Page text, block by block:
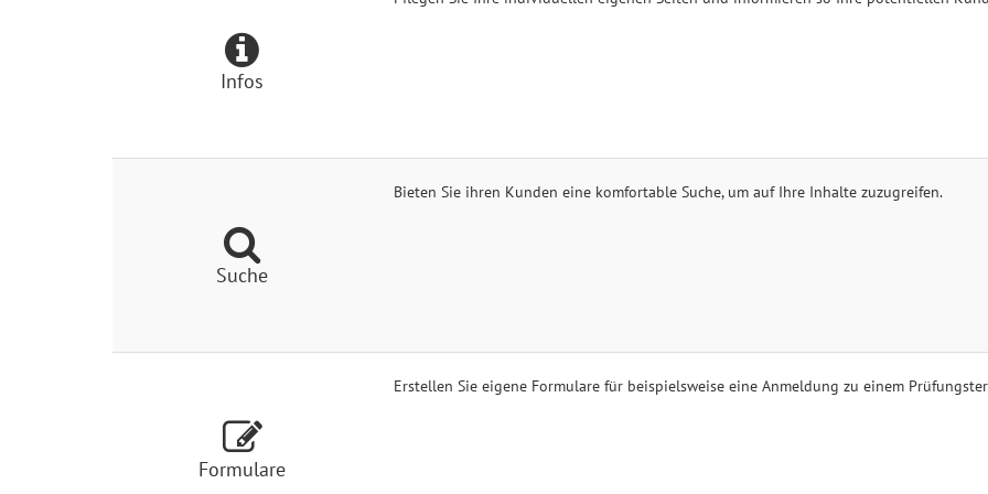
Infos
Suche
Bieten Sie ihren Kunden eine komfortable Suche, um auf Ihre Inhalte zuzugreifen.
Formulare
Erstellen Sie eigene Formulare für beispielsweise eine Anmeldung zu einem